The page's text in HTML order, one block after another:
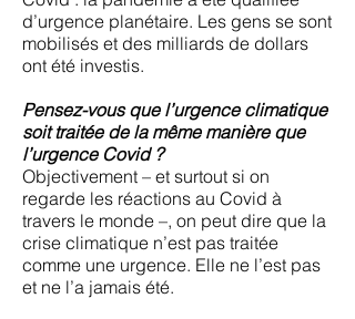
d’urgence planétaire. Les gens se sont
mobilisés et des milliards de dollars
ont été investis.
Pensez-vous que l’urgence climatique
soit traitée de la même manière que
l’urgence Covid ?
Objectivement – et surtout si on
regarde les réactions au Covid à
travers le monde –, on peut dire que la
crise climatique n’est pas traitée
comme une urgence. Elle ne l’est pas
et ne l’a jamais été.